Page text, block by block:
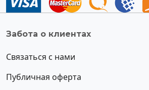
Забота о клиентах
Связаться с нами
Публичная оферта